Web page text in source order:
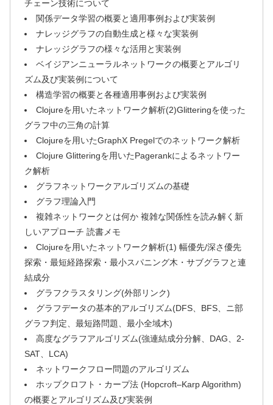
チェーン技術について
関係データ学習の概要と適用事例および実装例
ナレッジグラフの自動生成と様々な実装例
ナレッジグラフの様々な活用と実装例
ベイジアンニューラルネットワークの概要とアルゴリ
ズム及び実装例について
構造学習の概要と各種適用事例および実装例
Clojureを用いたネットワーク解析(2)Glitteringを使った
グラフ中の三角の計算
Clojureを用いたGraphX Pregelでのネットワーク解析
Clojure Glitteringを用いたPagerankによるネットワー
ク解析
グラフネットワークアルゴリズムの基礎
グラフ理論入門
複雑ネットワークとは何か 複雑な関係性を読み解く新
しいアプローチ 読書メモ
Clojureを用いたネットワーク解析(1) 幅優先/深さ優先
探索・最短経路探索・最小スパニング木・サブグラフと連
結成分
グラフクラスタリング(外部リンク)
グラフデータの基本的アルゴリズム(DFS、BFS、ニ部
グラフ判定、最短路問題、最小全域木)
高度なグラフアルゴリズム(強連結成分分解、DAG、2-
SAT、LCA)
ネットワークフロー問題のアルゴリズム
ホップクロフト・カープ法 (Hopcroft–Karp Algorithm)
の概要とアルゴリズム及び実装例